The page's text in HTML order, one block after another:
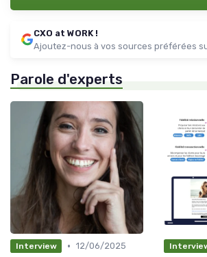
CXO at WORK !
Ajoutez-nous à vos sources préférées
Parole d'experts
Interview • 12/06/2025